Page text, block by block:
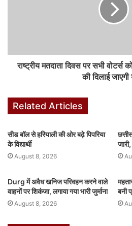
राष्ट्रीय मतदाता दिवस पर सभी वोटर्स
की दिलाई
Related Articles
सीड बॉल से हरियाली की ओर बढ़े पिपरिया
के विद्यार्थी
August 8, 2026
Durg में अवैध खनिज परिवहन करने वाले
वाहनों पर शिकंजा, लगाया गया भारी जुर्माना
August 8, 2026
बनी